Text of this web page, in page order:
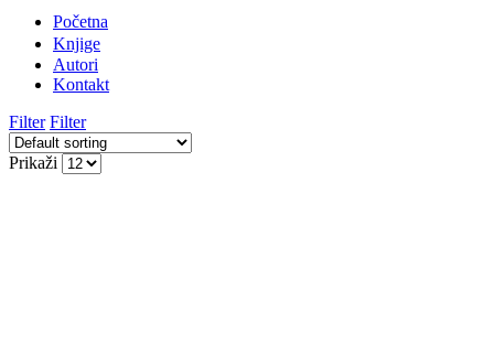
Početna
Knjige
Autori
Kontakt
Filter Filter
Prikaži